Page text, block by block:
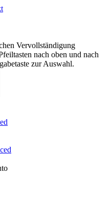
Vervollständigung
nach oben und nach
zur Auswahl.